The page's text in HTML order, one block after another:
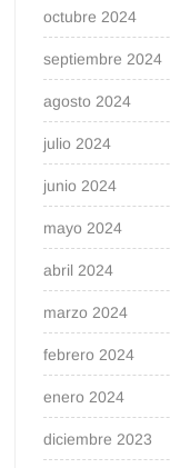
octubre 2024
septiembre 2024
agosto 2024
julio 2024
junio 2024
mayo 2024
abril 2024
marzo 2024
febrero 2024
enero 2024
diciembre 2023